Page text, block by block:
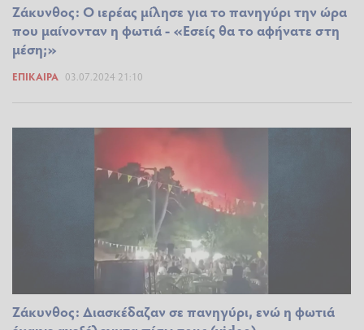
Ζάκυνθος: Ο ιερέας μίλησε για το πανηγύρι την ώρα
που μαίνονταν η φωτιά - «Εσείς θα το αφήνατε στη
μέση;»
ΕΠΊΚΑΙΡΑ 03.07.2024 21:10
Ζάκυνθος: Διασκέδαζαν σε πανηγύρι, ενώ η φωτιά